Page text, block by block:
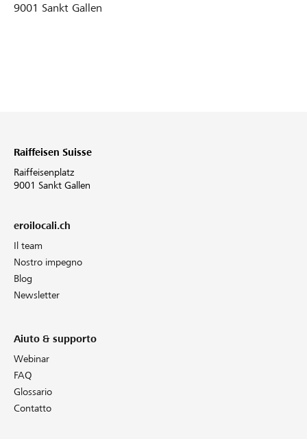
9001 Sankt Gallen
Raiffeisen Suisse
Raiffeisenplatz
9001 Sankt Gallen
eroilocali.ch
Il team
Nostro impegno
Blog
Newsletter
Aiuto & supporto
Webinar
FAQ
Glossario
Contatto